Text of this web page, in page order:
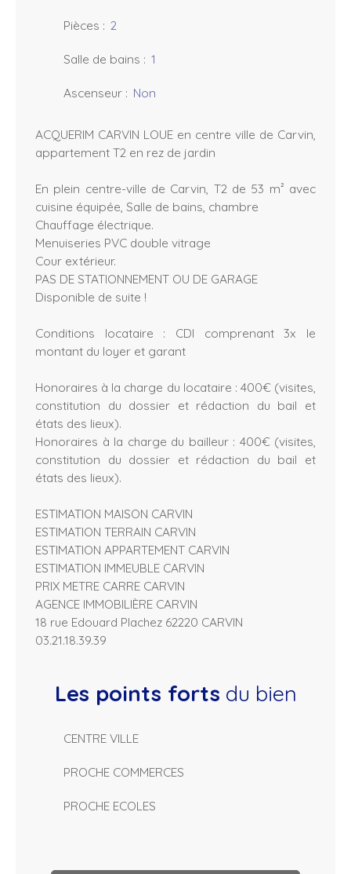
Pièces : 2
Salle de bains : 1
Ascenseur : Non
ACQUERIM CARVIN LOUE en centre ville de Carvin,
appartement T2 en rez de jardin
En plein centre-ville de Carvin, T2 de 53 m² avec
cuisine équipée, Salle de bains, chambre
Chauffage électrique.
Menuiseries PVC double vitrage
Cour extérieur.
PAS DE STATIONNEMENT OU DE GARAGE
Disponible de suite !
Conditions locataire : CDI comprenant 3x le
montant du loyer et garant
Honoraires à la charge du locataire : 400€ (visites,
constitution du dossier et rédaction du bail et
états des lieux).
Honoraires à la charge du bailleur : 400€ (visites,
constitution du dossier et rédaction du bail et
états des lieux).
ESTIMATION MAISON CARVIN
ESTIMATION TERRAIN CARVIN
ESTIMATION APPARTEMENT CARVIN
ESTIMATION IMMEUBLE CARVIN
PRIX METRE CARRE CARVIN
AGENCE IMMOBILIÈRE CARVIN
18 rue Edouard Plachez 62220 CARVIN
03.21.18.39.39
Les points forts du bien
CENTRE VILLE
PROCHE COMMERCES
PROCHE ECOLES